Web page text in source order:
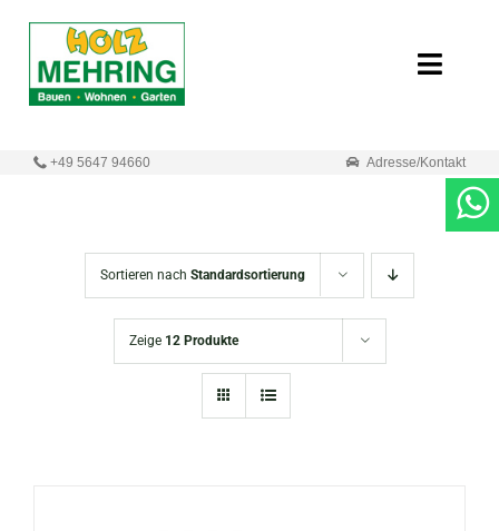
springen
Toggle
Neuigkeiten
+49 5647 94660 Adresse/Kontakt
Sortieren nach Standardsortierung
Zeige 12 Produkte